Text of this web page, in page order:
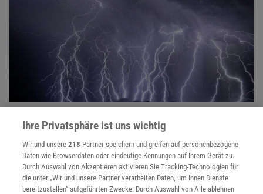
Warum war der letzte Winter so warm - oder kalt? Kann man das
Sommerwetter im Frühling vorhersagen? Wie wirkt Regen auf
unser Gemüt? Das Wetter bestimmt unseren Alltag.
Ihre Privatsphäre ist uns wichtig
Wir und unsere218-Partner speichern und greifen auf personenbezogene
Daten wie Browserdaten oder eindeutige Kennungen auf Ihrem Gerät zu.
Durch Auswahl von Akzeptieren aktivieren Sie Tracking-Technologien für
die unter „Wir und unsere Partner verarbeiten Daten, um Ihnen Dienste
bereitzustellen“ aufgeführten Zwecke. Durch Auswahl von Alle ablehnen